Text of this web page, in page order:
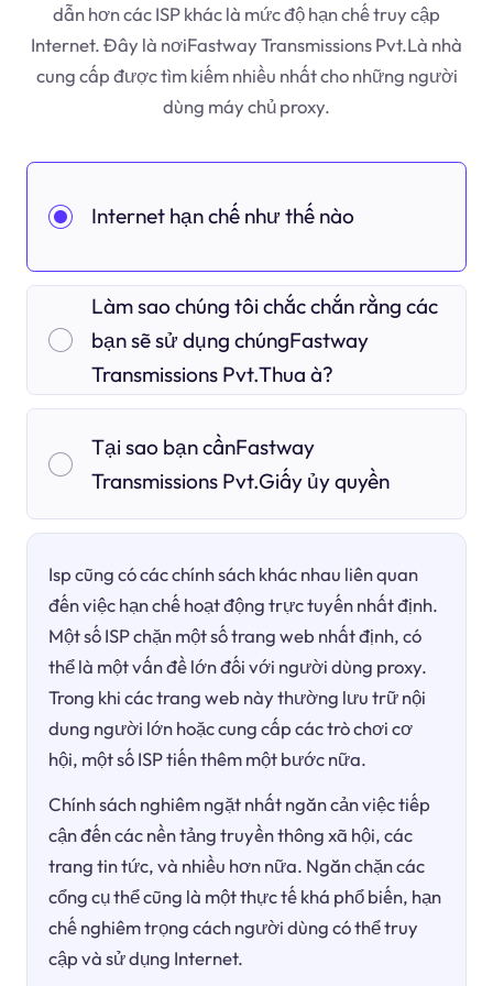
dẫn hơn các ISP khác là mức độ hạn chế truy cập
Internet. Đây là nơiFastway Transmissions Pvt.Là nhà
cung cấp được tìm kiếm nhiều nhất cho những người
dùng máy chủ proxy.
Internet hạn chế như thế nào
Làm sao chúng tôi chắc chắn rằng các
bạn sẽ sử dụng chúngFastway
Transmissions Pvt.Thua à?
Tại sao bạn cầnFastway
Transmissions Pvt.Giấy ủy quyền
Isp cũng có các chính sách khác nhau liên quan
đến việc hạn chế hoạt động trực tuyến nhất định.
Một số ISP chặn một số trang web nhất định, có
thể là một vấn đề lớn đối với người dùng proxy.
Trong khi các trang web này thường lưu trữ nội
dung người lớn hoặc cung cấp các trò chơi cơ
hội, một số ISP tiến thêm một bước nữa.
Chính sách nghiêm ngặt nhất ngăn cản việc tiếp
cận đến các nền tảng truyền thông xã hội, các
trang tin tức, và nhiều hơn nữa. Ngăn chặn các
cổng cụ thể cũng là một thực tế khá phổ biến, hạn
chế nghiêm trọng cách người dùng có thể truy
cập và sử dụng Internet.